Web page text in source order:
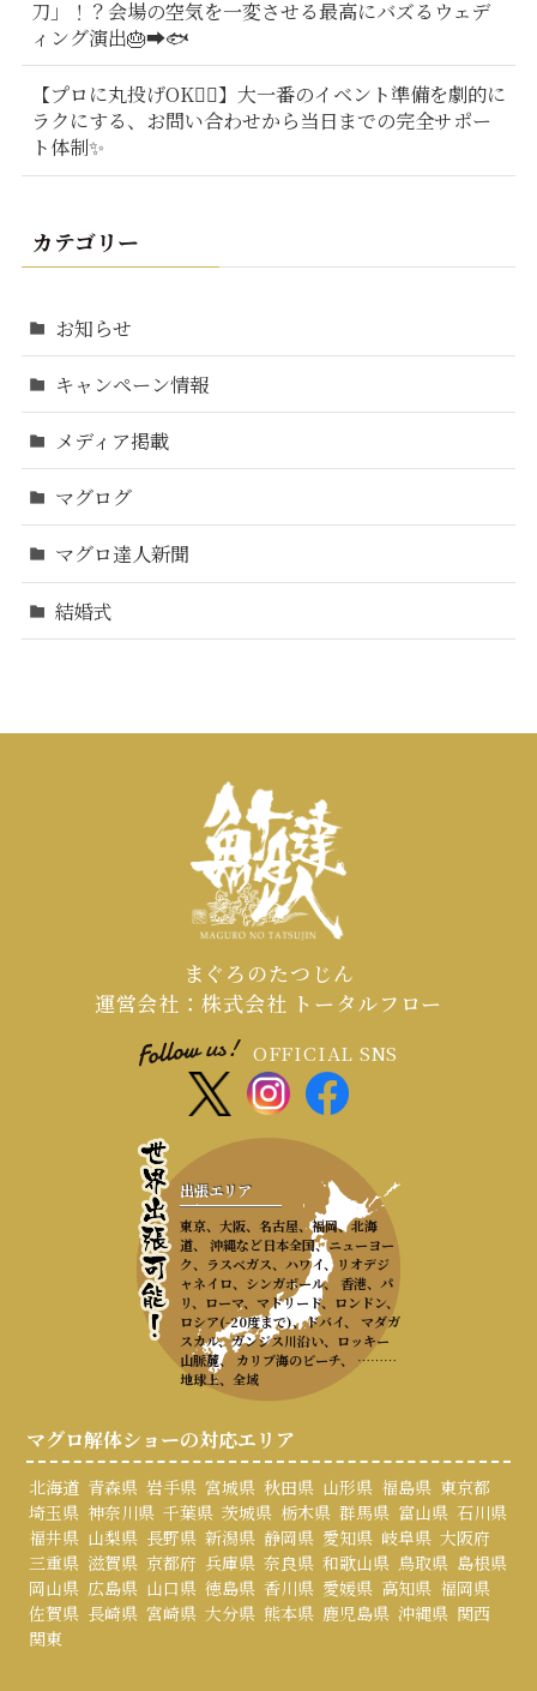
刀」！？会場の空気を一変させる最高にバズるウェデ
ィング演出🎂➡️🐟
【プロに丸投げOK🙆‍♂️】大一番のイベント準備を劇的に
ラクにする、お問い合わせから当日までの完全サポー
ト体制✨
カテゴリー
お知らせ
キャンペーン情報
メディア掲載
マグログ
マグロ達人新聞
結婚式
まぐろのたつじん
運営会社：株式会社 トータルフロー
OFFICIAL SNS
出張エリア
東京、大阪、名古屋、福岡、北海
道、 沖縄など日本全国、ニューヨー
ク、ラスベガス、ハワイ、リオデジ
ャネイロ、シンガポール、 香港、パ
リ、ローマ、マドリード、ロンドン、
ロシア(-20度まで)、ドバイ、 マダガ
スカル、ガンジス川沿い、ロッキー
山脈麓、 カリブ海のビーチ、 ………
地球上、全域
マグロ解体ショーの対応エリア
北海道 青森県 岩手県 宮城県 秋田県 山形県 福島県 東京都
埼玉県 神奈川県 千葉県 茨城県 栃木県 群馬県 富山県 石川県
福井県 山梨県 長野県 新潟県 静岡県 愛知県 岐阜県 大阪府
三重県 滋賀県 京都府 兵庫県 奈良県 和歌山県 鳥取県 島根県
岡山県 広島県 山口県 徳島県 香川県 愛媛県 高知県 福岡県
佐賀県 長崎県 宮崎県 大分県 熊本県 鹿児島県 沖縄県 関西
関東